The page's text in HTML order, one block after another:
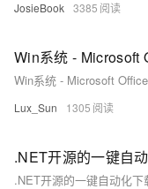
JosieBook 3385
Lux_Sun 1305
.NET开源的一键自动化